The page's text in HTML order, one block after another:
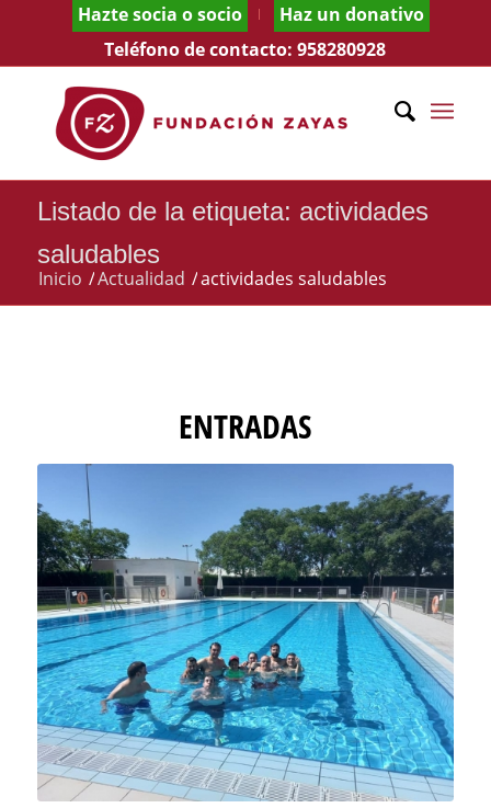
Hazte socia o socio
Haz un donativo
Teléfono de contacto:958280928
Listado de la etiqueta: actividades
saludables
Inicio /Actualidad /actividades saludables
ENTRADAS